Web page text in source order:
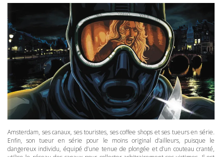
Amsterdam, ses canaux, ses touristes, ses coffee shops et ses tueurs en série.
Enfin, son tueur en série pour le moins original d’ailleurs, puisque le
dangereux individu, équipé d’une tenue de plongée et d’un couteau cranté,